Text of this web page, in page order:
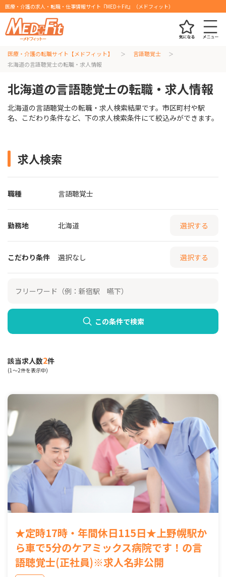
医療・介護の求人・転職・仕事情報サイト『MED＋Fit』（メドフィット）
医療・介護の転職サイト【メドフィット】
言語聴覚士
北海道の言語聴覚士の転職・求人情報
北海道の言語聴覚士の転職・求人情報
北海道の言語聴覚士の転職・求人検索結果です。市区町村や駅
名、こだわり条件など、下の求人検索条件にて絞込みができます。
求人検索
職種 言語聴覚士
勤務地 北海道 選択する
こだわり条件 選択なし 選択する
この条件で検索
該当求人数2件
(1～2件を表示中)
★定時17時・年間休日115日★上野幌駅か
ら車で5分のケアミックス病院です！の言
語聴覚士(正社員)※求人名非公開